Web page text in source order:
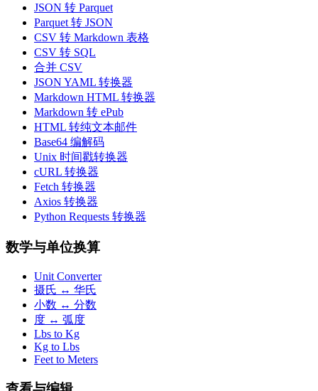
JSON 转 Parquet
Parquet 转 JSON
CSV 转 Markdown 表格
CSV 转 SQL
合并 CSV
JSON YAML 转换器
Markdown HTML 转换器
Markdown 转 ePub
HTML 转纯文本邮件
Base64 编解码
Unix 时间戳转换器
cURL 转换器
Fetch 转换器
Axios 转换器
Python Requests 转换器
数学与单位换算
Unit Converter
摄氏 ↔ 华氏
小数 ↔ 分数
度 ↔ 弧度
Lbs to Kg
Kg to Lbs
Feet to Meters